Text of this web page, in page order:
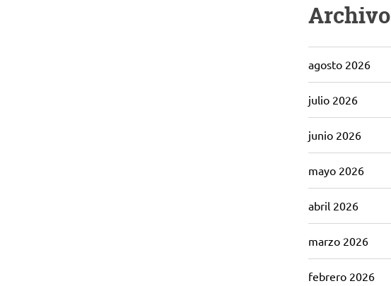
Archivo
agosto 2026
julio 2026
junio 2026
mayo 2026
abril 2026
marzo 2026
febrero 2026